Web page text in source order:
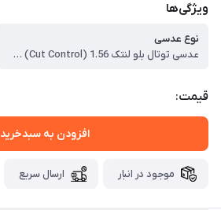
ویژگی‌ها
نوع عدسی
عدسی توتال بلو لنتک Lentec Total Blue (Cut Control) 1.56
قیمت:
افزودن به سبدخرید
موجود در انبار ارسال سریع